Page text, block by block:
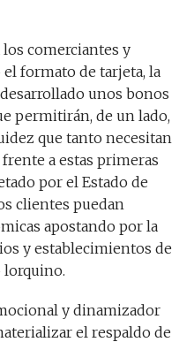
comerciantes y
formato de tarjeta, la
unos bonos
permitirán, de un lado,
que tanto necesitan
a estas primeras
por el Estado de
clientes puedan
apostando por la
y establecimientos de
y dinamizador
el respaldo de